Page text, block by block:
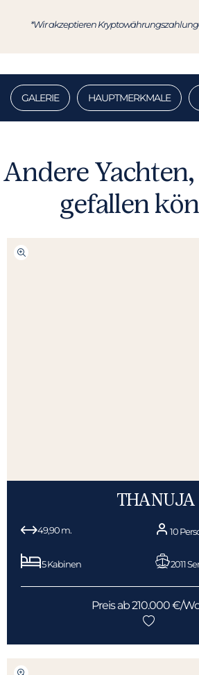
*Wir akzeptieren
GALERIE HAUPTMERKMALE
Andere
gefallen
THANUJA
49,90 m. 10
5 Kabinen 2011
Preis ab 210.000 €/